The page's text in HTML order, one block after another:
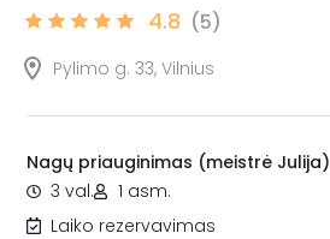
4.8 (5)
Pylimo g. 33, Vilnius
Nagų priauginimas (meistrė Julija)
3 val.
1 asm.
Laiko rezervavimas